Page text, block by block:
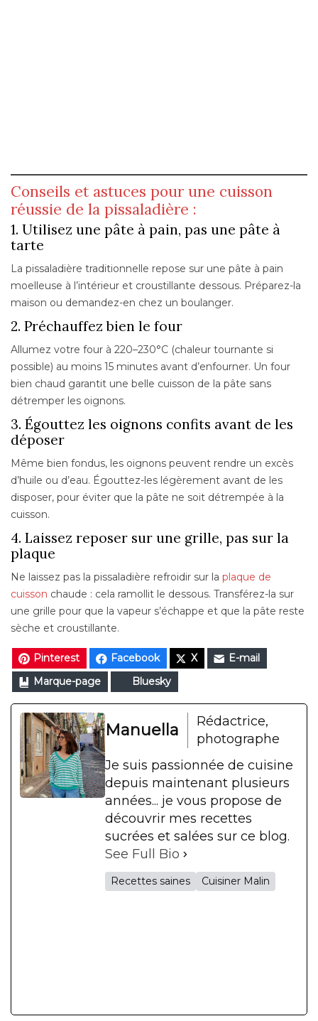
Conseils et astuces pour une cuisson
réussie de la pissaladière :
1. Utilisez une pâte à pain, pas une pâte à
tarte
La pissaladière traditionnelle repose sur une pâte à pain
moelleuse à l’intérieur et croustillante dessous. Préparez-la
maison ou demandez-en chez un boulanger.
2. Préchauffez bien le four
Allumez votre four à 220–230°C (chaleur tournante si
possible) au moins 15 minutes avant d’enfourner. Un four
bien chaud garantit une belle cuisson de la pâte sans
détremper les oignons.
3. Égouttez les oignons confits avant de les
déposer
Même bien fondus, les oignons peuvent rendre un excès
d’huile ou d’eau. Égouttez-les légèrement avant de les
disposer, pour éviter que la pâte ne soit détrempée à la
cuisson.
4. Laissez reposer sur une grille, pas sur la
plaque
Ne laissez pas la pissaladière refroidir sur la plaque de
cuisson chaude : cela ramollit le dessous. Transférez-la sur
une grille pour que la vapeur s’échappe et que la pâte reste
sèche et croustillante.
Pinterest Facebook X
E-mail
Marque-page
Bluesky
Manuella
Rédactrice,
photographe
Je suis passionnée de cuisine
depuis maintenant plusieurs
années... je vous propose de
découvrir mes recettes
sucrées et salées sur ce blog.
See Full Bio
Recettes saines Cuisiner Malin